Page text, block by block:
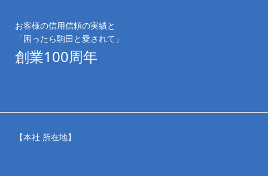
お客様の信用信頼の実績と
「困ったら駒田と愛されて」
創業100周年
【本社 所在地】